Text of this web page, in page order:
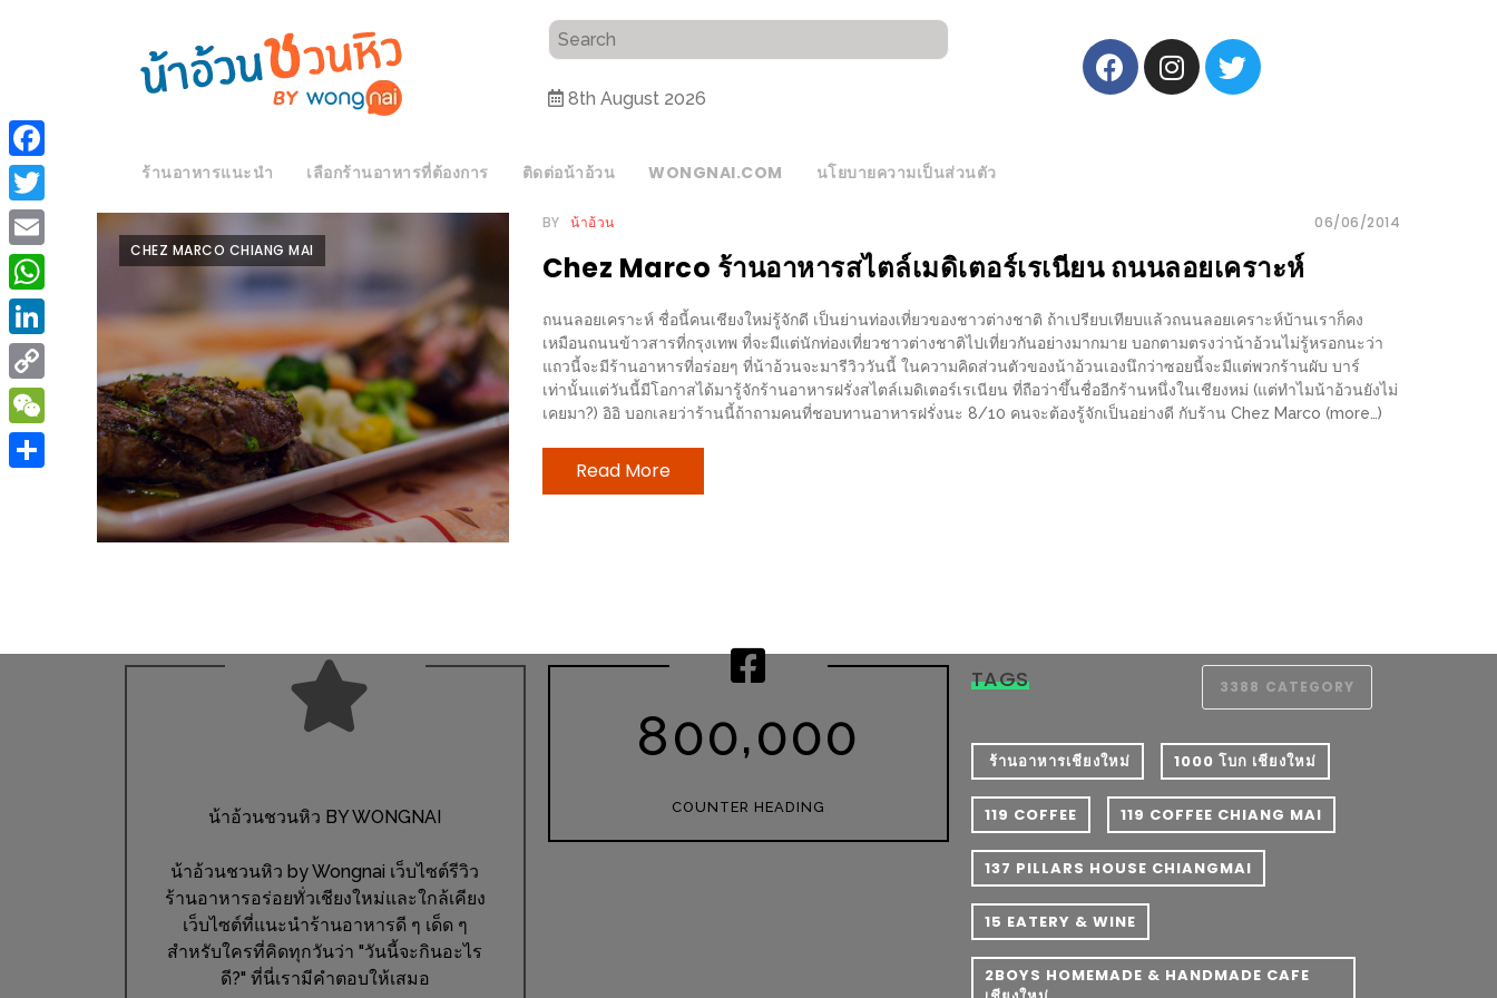
8th August 2026
ร้านอาหารแนะนำ เลือกร้านอาหารที่ต้องการ ติดต่อน้าอ้วน WONGNAI.COM นโยบายความเป็นส่วนตัว
เลือก
ร้าน
อาหาร
ที่
ต้องการ
ติดต่อ
น้า
อ้วน
WONGNAI.COM
เป็น
[PR]
อิ่ม
รับ
ที่
โรงแรม
ศิริ
ปัน
นาฯ
เชียงใหม่
#มา
มั้ย
CHEZ MARCO CHIANG MAI
BY น้าอ้วน 06/06/2014
Chez Marco ร้านอาหารสไตล์เมดิเตอร์เรเนียน ถนนลอยเคราะห์
ถนนลอยเคราะห์ ชื่อนี้คนเชียงใหม่รู้จักดี เป็นย่านท่องเที่ยวของชาวต่างชาติ ถ้าเปรียบเทียบแล้วถนนลอยเคราะห์บ้านเราก็คง
เหมือนถนนข้าวสารที่กรุงเทพ ที่จะมีแต่นักท่องเที่ยวชาวต่างชาติไปเที่ยวกันอย่างมากมาย บอกตามตรงว่าน้าอ้วนไม่รู้หรอกนะว่า
แถวนี้จะมีร้านอาหารที่อร่อยๆ ที่น้าอ้วนจะมารีวิววันนี้ ในความคิดส่วนตัวของน้าอ้วนเองนึกว่าซอยนี้จะมีแต่พวกร้านผับ บาร์
เท่านั้นแต่วันนี้มีโอกาสได้มารู้จักร้านอาหารฝรั่งสไตล์เมดิเตอร์เรเนียน ที่ถือว่าขึ้นชื่ออีกร้านหนึ่งในเชียงหม่ (แต่ทำไมน้าอ้วนยังไม่
เคยมา?) อิอิ บอกเลยว่าร้านนี้ถ้าถามคนที่ชอบทานอาหารฝรั่งนะ 8/10 คนจะต้องรู้จักเป็นอย่างดี กับร้าน Chez Marco (more…)
Read More
น้าอ้วนชวนหิว BY WONGNAI
น้าอ้วนชวนหิว by Wongnai เว็บไซต์รีวิว
ร้านอาหารอร่อยทั่วเชียงใหม่และใกล้เคียง
เว็บไซต์ที่แนะนำร้านอาหารดี ๆ เด็ด ๆ
สำหรับใครที่คิดทุกวันว่า "วันนี้จะกินอะไร
ดี?" ที่นี่เรามีคำตอบให้เสมอ
800,000
COUNTER HEADING
TAGS 3388 CATEGORY
​ ร้านอาหารเชียงใหม่ 1000 โบก เชียงใหม่
119 COFFEE 119 COFFEE CHIANG MAI
137 PILLARS HOUSE CHIANGMAI
15 EATERY & WINE
2BOYS HOMEMADE & HANDMADE CAFE
Facebook
Twitter
Email
WhatsApp
LinkedIn
Copy
Link
WeChat